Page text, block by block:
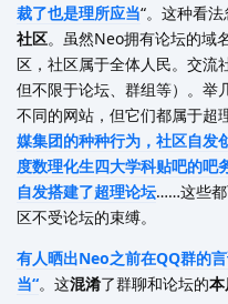
裁了也是理所应当“。这种看
社区。虽然Neo拥有论坛的域
区，社区属于全体人民。交流
但不限于论坛、群组等）。举
不同的网站，但它们都属于超
媒集团的种种行为，社区自发
度数理化生四大学科贴吧的吧
自发搭建了超理论坛……这些都
区不受论坛的束缚。
有人晒出Neo之前在QQ群的
当“。这混淆了群聊和论坛的